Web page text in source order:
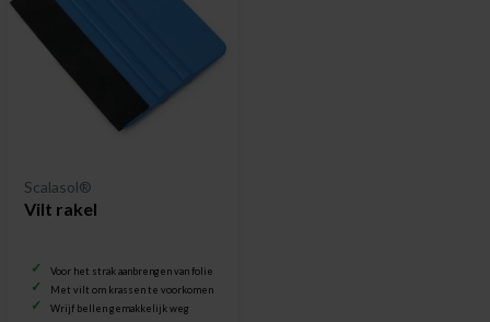
Scalasol®
Vilt rakel
Voor het strak aanbrengen van folie
Met vilt om krassen te voorkomen
Wrijf bellen gemakkelijk weg